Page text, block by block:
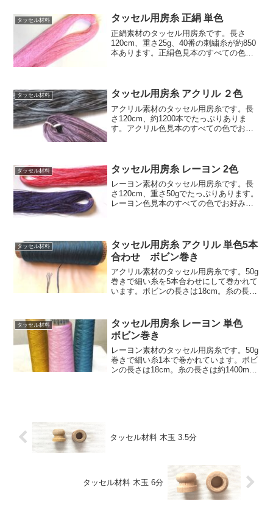
タッセル材料 タッセル用房糸 正絹 単色
正絹素材のタッセル用房糸です。長さ
120cm、重さ25g、40番の刺繍糸が約850
本あります。正絹色見本のすべての色で1
格:1870...
タッセル材料 タッセル用房糸 アクリル ２色
アクリル素材のタッセル用房糸です。長
さ120cm、約1200本でたっぷりありま
す。アクリル色見本のすべての色でお好
来ます。価格:4...
タッセル材料 タッセル用房糸 レーヨン 2色
レーヨン素材のタッセル用房糸です。長
さ120cm、重さ50gでたっぷりあります。
レーヨン色見本のすべての色でお好みの2
ると貴方だ...
タッセル材料
タッセル用房糸 アクリル 単色5本
合わせ ボビン巻き
アクリル素材のタッセル用房糸です。50g
巻きで細い糸を5本合わせにして巻かれて
います。ボビンの長さは18cm。糸の長さ
房紐.comのすべての色(単色)で1巻から...
タッセル材料
タッセル用房糸 レーヨン 単色
ボビン巻き
レーヨン素材のタッセル用房糸です。50g
巻きで細い糸1本で巻かれています。ボビ
ンの長さは18cm。糸の長さは約1400mで
タッセル材料 木玉 3.5分
タッセル材料 木玉 6分